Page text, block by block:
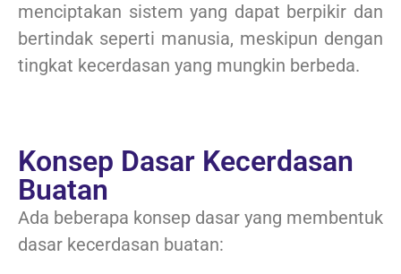
menciptakan sistem yang dapat berpikir dan
bertindak seperti manusia, meskipun dengan
tingkat kecerdasan yang mungkin berbeda.
Konsep Dasar Kecerdasan
Buatan
Ada beberapa konsep dasar yang membentuk
dasar kecerdasan buatan: